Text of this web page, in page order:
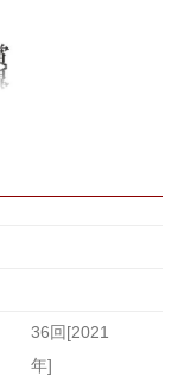
36回[2021
年]